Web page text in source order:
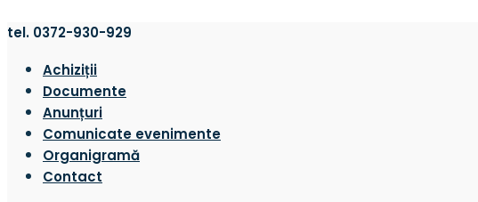
tel. 0372-930-929
Achiziții
Documente
Anunțuri
Comunicate evenimente
Organigramă
Contact